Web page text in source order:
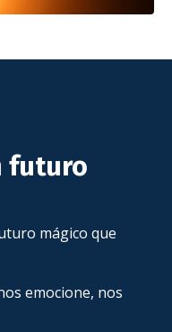
futuro
mágico que
emocione, nos